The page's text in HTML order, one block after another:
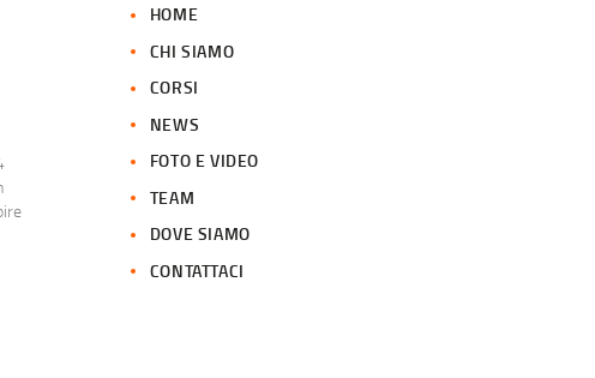
HOME
CHI SIAMO
CORSI
NEWS
FOTO E VIDEO
TEAM
DOVE SIAMO
CONTATTACI